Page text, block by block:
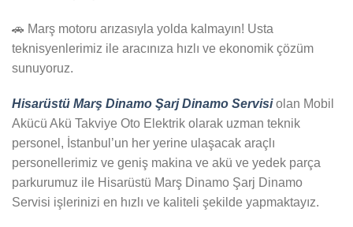
🚗 Marş motoru arızasıyla yolda kalmayın! Usta
teknisyenlerimiz ile aracınıza hızlı ve ekonomik çözüm
sunuyoruz.
Hisarüstü Marş Dinamo Şarj Dinamo Servisiolan Mobil
Akücü Akü Takviye Oto Elektrik olarak uzman teknik
personel, İstanbul’un her yerine ulaşacak araçlı
personellerimiz ve geniş makina ve akü ve yedek parça
parkurumuz ile Hisarüstü Marş Dinamo Şarj Dinamo
Servisi işlerinizi en hızlı ve kaliteli şekilde yapmaktayız.